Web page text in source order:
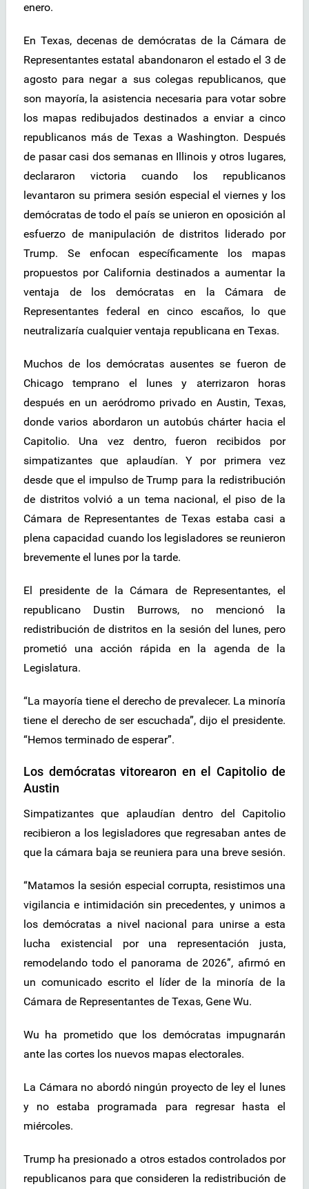
enero.
En Texas, decenas de demócratas de la Cámara de
Representantes estatal abandonaron el estado el 3 de
agosto para negar a sus colegas republicanos, que
son mayoría, la asistencia necesaria para votar sobre
los mapas redibujados destinados a enviar a cinco
republicanos más de Texas a Washington. Después
de pasar casi dos semanas en Illinois y otros lugares,
declararon victoria cuando los republicanos
levantaron su primera sesión especial el viernes y los
demócratas de todo el país se unieron en oposición al
esfuerzo de manipulación de distritos liderado por
Trump. Se enfocan específicamente los mapas
propuestos por California destinados a aumentar la
ventaja de los demócratas en la Cámara de
Representantes federal en cinco escaños, lo que
neutralizaría cualquier ventaja republicana en Texas.
Muchos de los demócratas ausentes se fueron de
Chicago temprano el lunes y aterrizaron horas
después en un aeródromo privado en Austin, Texas,
donde varios abordaron un autobús chárter hacia el
Capitolio. Una vez dentro, fueron recibidos por
simpatizantes que aplaudían. Y por primera vez
desde que el impulso de Trump para la redistribución
de distritos volvió a un tema nacional, el piso de la
Cámara de Representantes de Texas estaba casi a
plena capacidad cuando los legisladores se reunieron
brevemente el lunes por la tarde.
El presidente de la Cámara de Representantes, el
republicano Dustin Burrows, no mencionó la
redistribución de distritos en la sesión del lunes, pero
prometió una acción rápida en la agenda de la
Legislatura.
“La mayoría tiene el derecho de prevalecer. La minoría
tiene el derecho de ser escuchada”, dijo el presidente.
“Hemos terminado de esperar”.
Los demócratas vitorearon en el Capitolio de
Austin
Simpatizantes que aplaudían dentro del Capitolio
recibieron a los legisladores que regresaban antes de
que la cámara baja se reuniera para una breve sesión.
“Matamos la sesión especial corrupta, resistimos una
vigilancia e intimidación sin precedentes, y unimos a
los demócratas a nivel nacional para unirse a esta
lucha existencial por una representación justa,
remodelando todo el panorama de 2026”, afirmó en
un comunicado escrito el líder de la minoría de la
Cámara de Representantes de Texas, Gene Wu.
Wu ha prometido que los demócratas impugnarán
ante las cortes los nuevos mapas electorales.
La Cámara no abordó ningún proyecto de ley el lunes
y no estaba programada para regresar hasta el
miércoles.
Trump ha presionado a otros estados controlados por
republicanos para que consideren la redistribución de